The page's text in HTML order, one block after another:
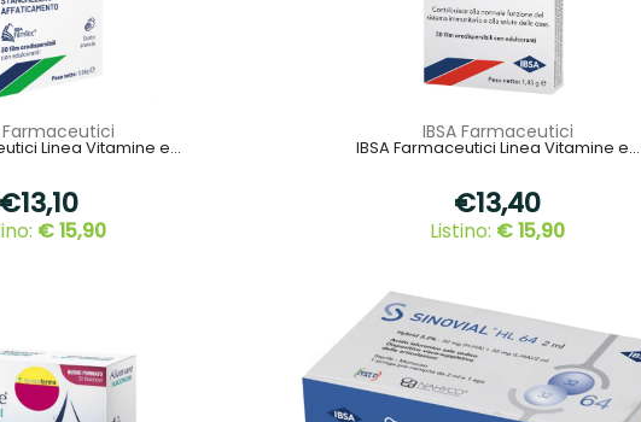
Farmaceutici
Linea Vitamine e...
€13,10
€ 15,90
IBSA Farmaceutici
IBSA Farmaceutici Linea Vitamine e...
€13,40
Listino: € 15,90